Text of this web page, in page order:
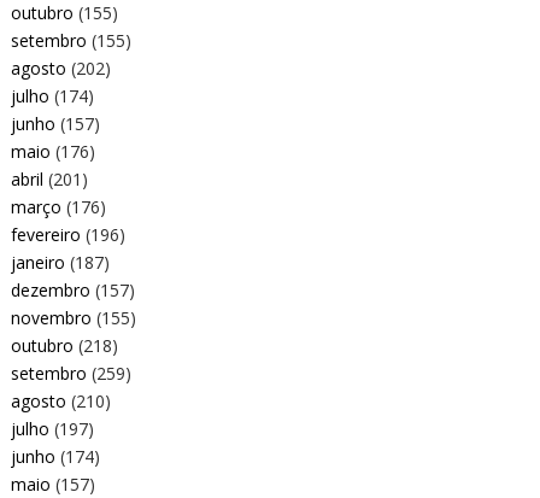
outubro (155)
setembro (155)
agosto (202)
julho (174)
junho (157)
maio (176)
abril (201)
março (176)
fevereiro (196)
janeiro (187)
dezembro (157)
novembro (155)
outubro (218)
setembro (259)
agosto (210)
julho (197)
junho (174)
maio (157)